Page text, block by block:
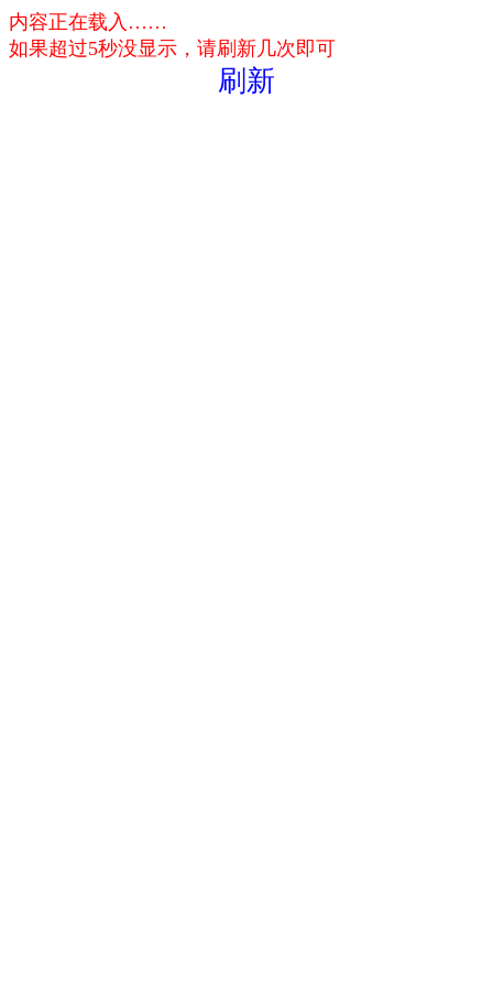
内容正在载入……
如果超过5秒没显示，请刷新几次即可
刷新